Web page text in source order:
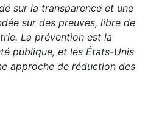
sur la transparence et une
sur des preuves, libre de
La prévention est la
publique, et les États-Unis
approche de réduction des